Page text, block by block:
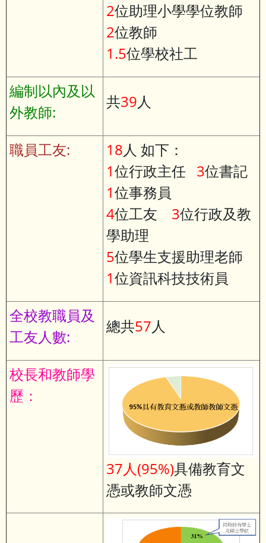
2位助理小學學位教師
2位教師
1.5位學校社工
編制以內及以
外教師:
共39人
職員工友: 18人 如下：
1位行政主任 3位書記
1位事務員
4位工友 3位行政及教
學助理
5位學生支援助理老師
1位資訊科技技術員
全校教職員及
工友人數:
總共57人
校長和教師學
歷：
37人(95%)具備教育文
憑或教師文憑